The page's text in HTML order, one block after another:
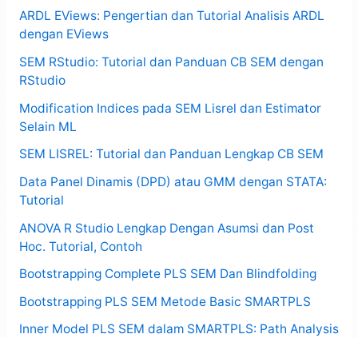
ARDL EViews: Pengertian dan Tutorial Analisis ARDL
dengan EViews
SEM RStudio: Tutorial dan Panduan CB SEM dengan
RStudio
Modification Indices pada SEM Lisrel dan Estimator
Selain ML
SEM LISREL: Tutorial dan Panduan Lengkap CB SEM
Data Panel Dinamis (DPD) atau GMM dengan STATA:
Tutorial
ANOVA R Studio Lengkap Dengan Asumsi dan Post
Hoc. Tutorial, Contoh
Bootstrapping Complete PLS SEM Dan Blindfolding
Bootstrapping PLS SEM Metode Basic SMARTPLS
Inner Model PLS SEM dalam SMARTPLS: Path Analysis